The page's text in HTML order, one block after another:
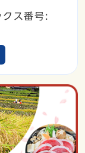
ス番号: